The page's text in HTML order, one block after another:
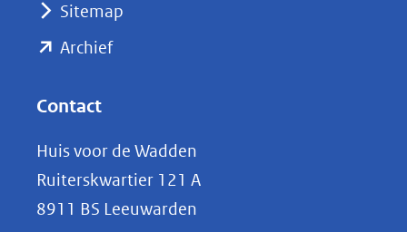
naar
Sitemap
Archief(opent
(verwijst
naar
een
Contact
Huis voor de Wadden
Ruiterskwartier 121 A
8911 BS Leeuwarden